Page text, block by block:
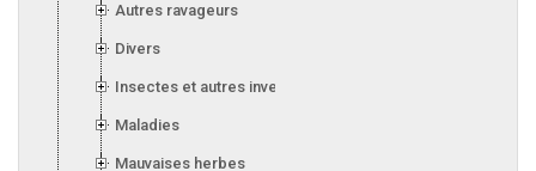
Autres ravageurs
Divers
Insectes et autres invertébrés
Maladies
Mauvaises herbes